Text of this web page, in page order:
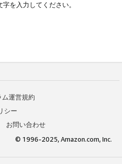
を入力してください。
運営規約
シー
お問い合わせ
© 1996-2025, Amazon.com, Inc.